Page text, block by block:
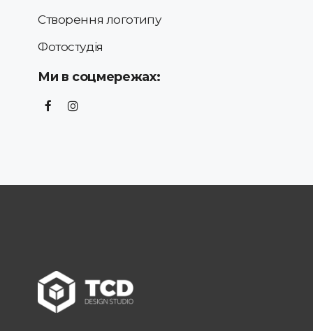
Створення логотипу
Фотостудія
Ми в соцмережах: